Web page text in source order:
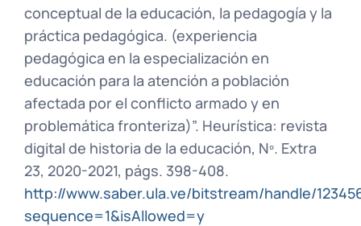
conceptual de la educación, la pedagogía y la
práctica pedagógica. (experiencia
pedagógica en la especialización en
educación para la atención a población
afectada por el conflicto armado y en
problemática fronteriza)”. Heurística: revista
digital de historia de la educación, Nº. Extra
23, 2020-2021, págs. 398-408.
http://www.saber.ula.ve/bitstream/handle/
sequence=1&isAllowed=y